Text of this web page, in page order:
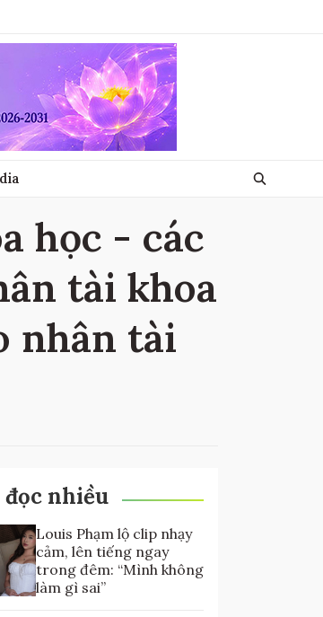
học - các
tài khoa
nhân tài
nhiều
Louis Phạm lộ clip nhạy
cảm, lên tiếng ngay
trong đêm: “Mình không
làm gì sai”